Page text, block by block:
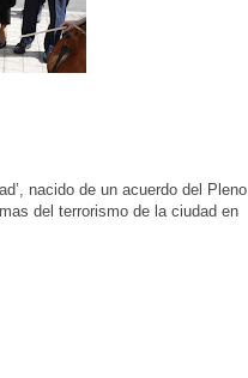
nacido de un acuerdo del Pleno
del terrorismo de la ciudad en